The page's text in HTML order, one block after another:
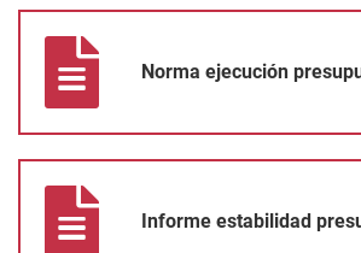
Norma ejecución
Informe estabilidad